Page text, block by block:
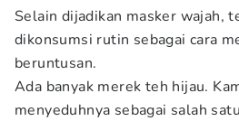
Selain dijadikan masker wajah,
dikonsumsi rutin sebagai cara
beruntusan.
Ada banyak merek teh hijau.
menyeduhnya sebagai salah